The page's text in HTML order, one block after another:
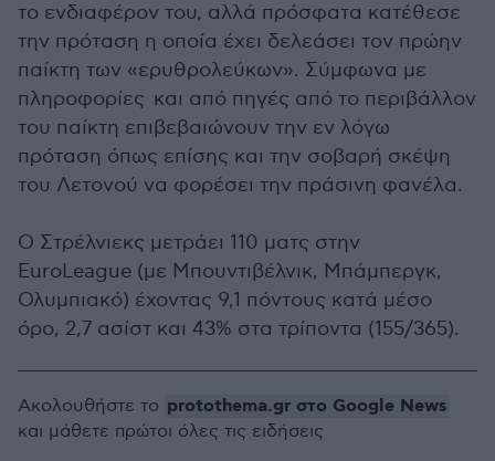
το ενδιαφέρον του, αλλά πρόσφατα κατέθεσε
την πρόταση η οποία έχει δελεάσει τον πρώην
παίκτη των «ερυθρολεύκων». Σύμφωνα με
πληροφορίες και από πηγές από το περιβάλλον
του παίκτη επιβεβαιώνουν την εν λόγω
πρόταση όπως επίσης και την σοβαρή σκέψη
του Λετονού να φορέσει την πράσινη φανέλα.
O Στρέλνιεκς μετράει 110 ματς στην
EuroLeague (με Μπουντιβέλνικ, Μπάμπεργκ,
Ολυμπιακό) έχοντας 9,1 πόντους κατά μέσο
όρο, 2,7 ασίστ και 43% στα τρίποντα (155/365).
Ακολουθήστε το protothema.gr στο Google News
και μάθετε πρώτοι όλες τις ειδήσεις